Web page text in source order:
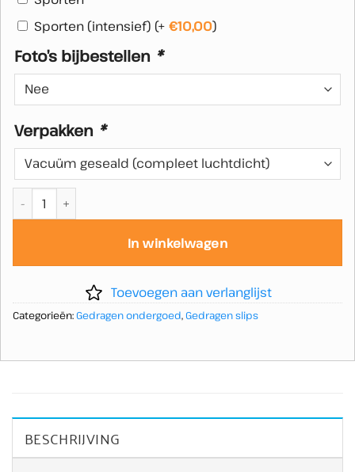
Sporten (intensief) (+ €10,00)
Foto’s bijbestellen *
Verpakken *
Gedragen slip zwart met blauw gestreepte rand aantal
In winkelwagen
Toevoegen aan verlanglijst
Categorieën:Gedragen ondergoed,Gedragen slips
BESCHRIJVING